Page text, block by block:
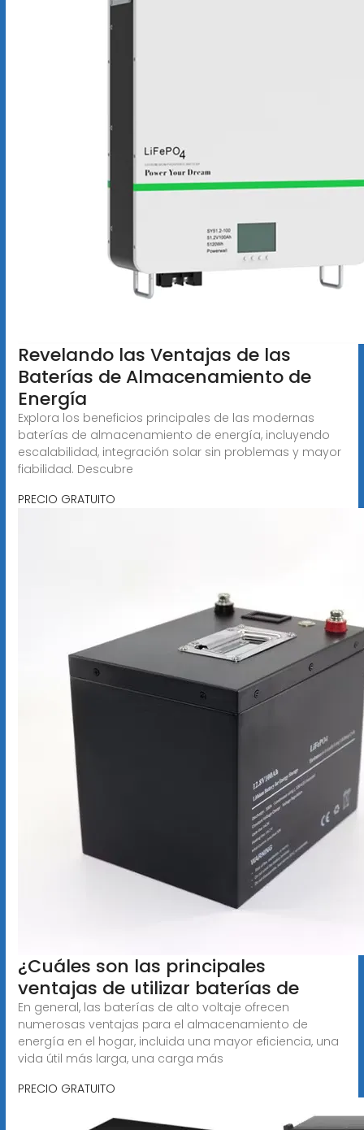
Revelando las Ventajas de las
Baterías de Almacenamiento de
Energía
Explora los beneficios principales de las modernas
baterías de almacenamiento de energía, incluyendo
escalabilidad, integración solar sin problemas y mayor
fiabilidad. Descubre
PRECIO GRATUITO
¿Cuáles son las principales
ventajas de utilizar baterías de
En general, las baterías de alto voltaje ofrecen
numerosas ventajas para el almacenamiento de
energía en el hogar, incluida una mayor eficiencia, una
vida útil más larga, una carga más
PRECIO GRATUITO